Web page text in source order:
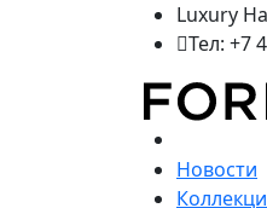
Luxury
Тел: +7
Новости